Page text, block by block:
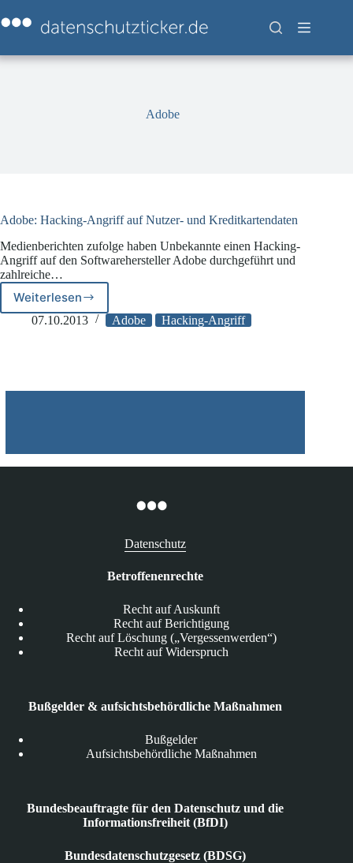
Inhalt
springen
Adobe
Adobe: Hacking-Angriff auf Nutzer- und Kreditkartendaten
Medienberichten zufolge haben Unbekannte einen Hacking-
Angriff auf den Softwarehersteller Adobe durchgeführt und
zahlreiche…
Weiterlesen
Adobe:
Hacking-
Kreditkartendaten
07.10.2013 Adobe Hacking-Angriff
Datenschutz
Betroffenenrechte
Recht auf Auskunft
Recht auf Berichtigung
Recht auf Löschung („Vergessenwerden“)
Recht auf Widerspruch
Bußgelder & aufsichtsbehördliche Maßnahmen
Bußgelder
Aufsichtsbehördliche Maßnahmen
Bundesbeauftragte für den Datenschutz und die
Informationsfreiheit (BfDI)
Bundesdatenschutzgesetz (BDSG)